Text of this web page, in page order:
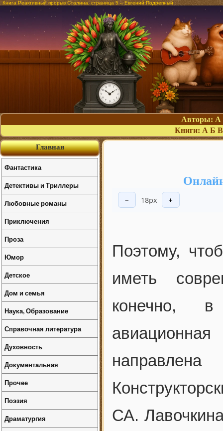
Книга Реактивный прорыв Сталина, страница 5 – Евгений Подрепный
Авторы: А
Книги: А Б В
− 18px +
Поэтому,
иметь
конечно,
СА.
Главная
Фантастика
Детективы и Триллеры
Любовные романы
Приключения
Проза
Юмор
Детское
Дом и семья
Наука, Образование
Справочная литература
Духовность
Документальная
Прочее
Поэзия
Драматургия